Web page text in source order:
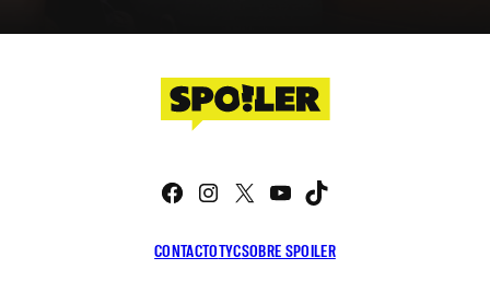
CONTACTOTYCSOBRE SPOILER
Facebook
Instagram
X YouTube